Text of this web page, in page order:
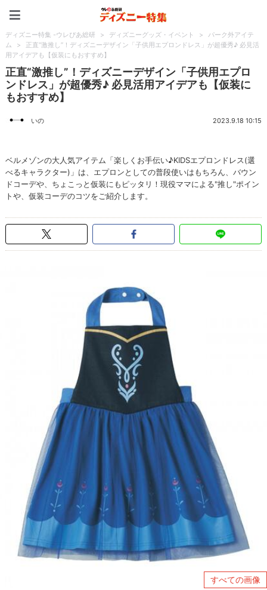
ディズニー特集 -ウレぴあ総研 > ディズニーグッズ・イベント >
パーク外アイテ
ム
>
正直“激推し”！ディズニーデザイン「子供用エプロンドレス」が超優秀♪ 必見活
用アイデアも【仮装にもおすすめ】
正直“激推し”！ディズニーデザイン「子供用エプロ
ンドレス」が超優秀♪ 必見活用アイデアも【仮装に
もおすすめ】
いの 2023.9.18 10:15
ベルメゾンの大人気アイテム「楽しくお手伝い♪KIDSエプロンドレス(選
べるキャラクター)」は、エプロンとしての普段使いはもちろん、バウン
ドコーデや、ちょこっと仮装にもピッタリ！現役ママによる"推し"ポイン
トや、仮装コーデのコツをご紹介します。
すべての画像